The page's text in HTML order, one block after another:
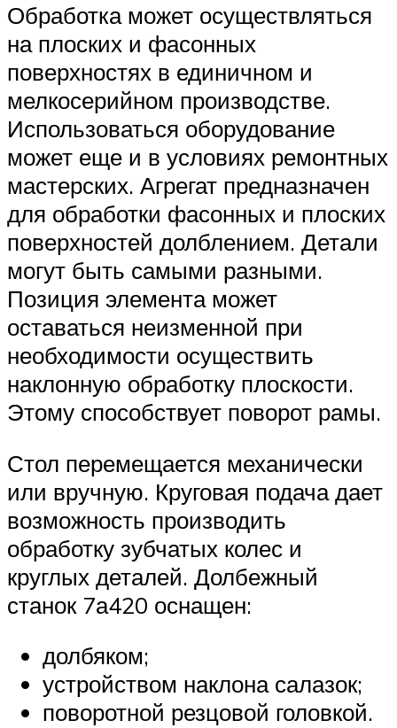
Обработка может осуществляться
на плоских и фасонных
поверхностях в единичном и
мелкосерийном производстве.
Использоваться оборудование
может еще и в условиях ремонтных
мастерских. Агрегат предназначен
для обработки фасонных и плоских
поверхностей долблением. Детали
могут быть самыми разными.
Позиция элемента может
оставаться неизменной при
необходимости осуществить
наклонную обработку плоскости.
Этому способствует поворот рамы.
Стол перемещается механически
или вручную. Круговая подача дает
возможность производить
обработку зубчатых колес и
круглых деталей. Долбежный
станок 7а420 оснащен:
долбяком;
устройством наклона салазок;
поворотной резцовой головкой.